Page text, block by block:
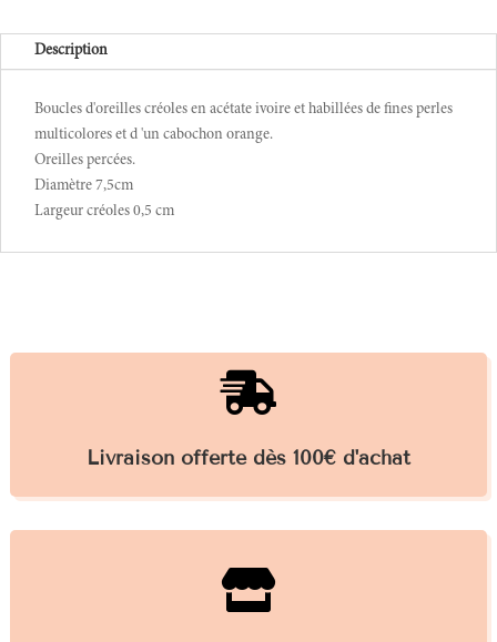
Description
Boucles d'oreilles créoles en acétate ivoire et habillées de fines perles
multicolores et d 'un cabochon orange.
Oreilles percées.
Diamètre 7,5cm
Largeur créoles 0,5 cm

Livraison offerte dès 100€ d'achat
